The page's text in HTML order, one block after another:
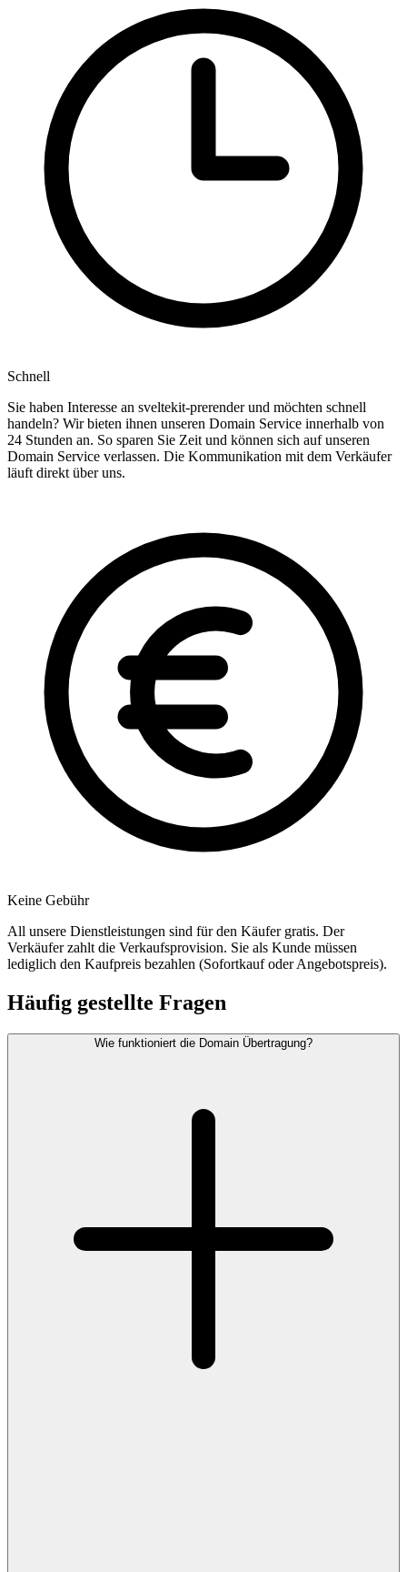
Schnell
Sie haben Interesse an sveltekit-prerender und möchten schnell
handeln? Wir bieten ihnen unseren Domain Service innerhalb von
24 Stunden an. So sparen Sie Zeit und können sich auf unseren
Domain Service verlassen. Die Kommunikation mit dem Verkäufer
läuft direkt über uns.
Keine Gebühr
All unsere Dienstleistungen sind für den Käufer gratis. Der
Verkäufer zahlt die Verkaufsprovision. Sie als Kunde müssen
lediglich den Kaufpreis bezahlen (Sofortkauf oder Angebotspreis).
Häufig gestellte Fragen
Wie funktioniert die Domain Übertragung?